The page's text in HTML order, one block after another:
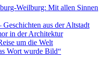
Weilburg: Mit allen Sinnen
aus der Altstadt
in der Architektur
um die Welt
Wort wurde Bild“